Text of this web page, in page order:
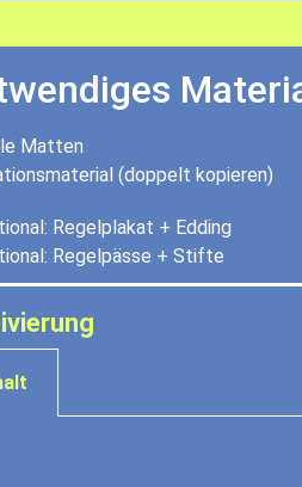
Matten
(doppelt kopieren)
Regelplakat + Edding
Regelpässe + Stifte